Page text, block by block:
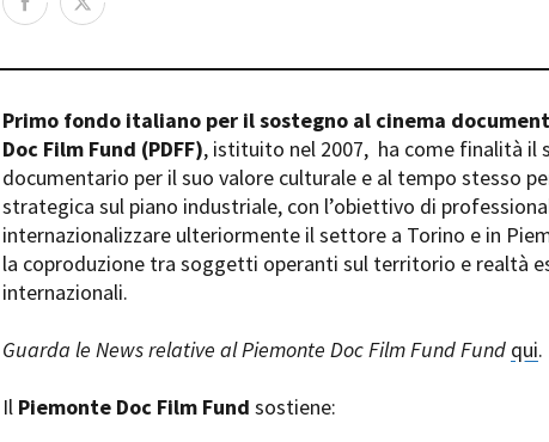
ambientale
scouting
sede FCTP
Tenna
FILM DATABASE
BOOK DATABASE
NEWS
CASTING
EVENTI, SPECIALI
TFI Torino Film Industry - Production
Days
Primo fondo italiano per il sostegno al cinema
Doc Film Fund (PDFF), istituito nel 2007, ha come finalità il
documentario per il suo valore culturale e al tempo stesso
strategica sul piano industriale, con l’obiettivo di
internazionalizzare ulteriormente il settore a Torino e in
la coproduzione tra soggetti operanti sul territorio e realtà
internazionali.
Guarda le News relative al Piemonte Doc Film Fund Fund qui.
Il Piemonte Doc Film Fund sostiene: